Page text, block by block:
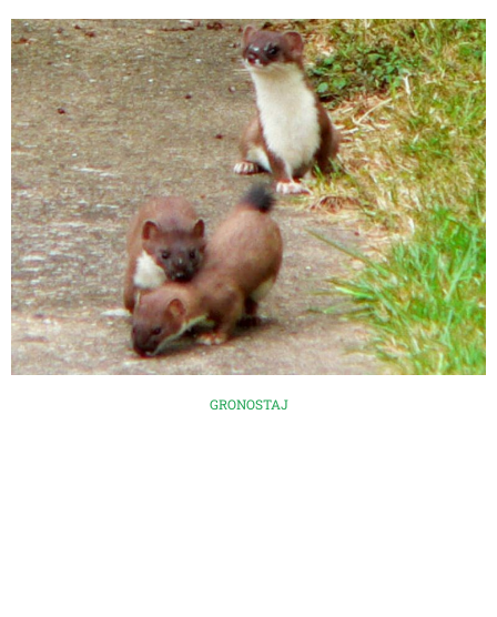
GRONOSTAJ